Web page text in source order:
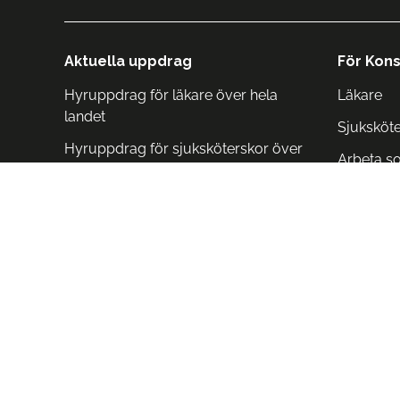
Aktuella uppdrag
Hyruppdrag för läkare över hela
landet
Hyruppdrag för sjuksköterskor över
För
Läkare
Arbeta